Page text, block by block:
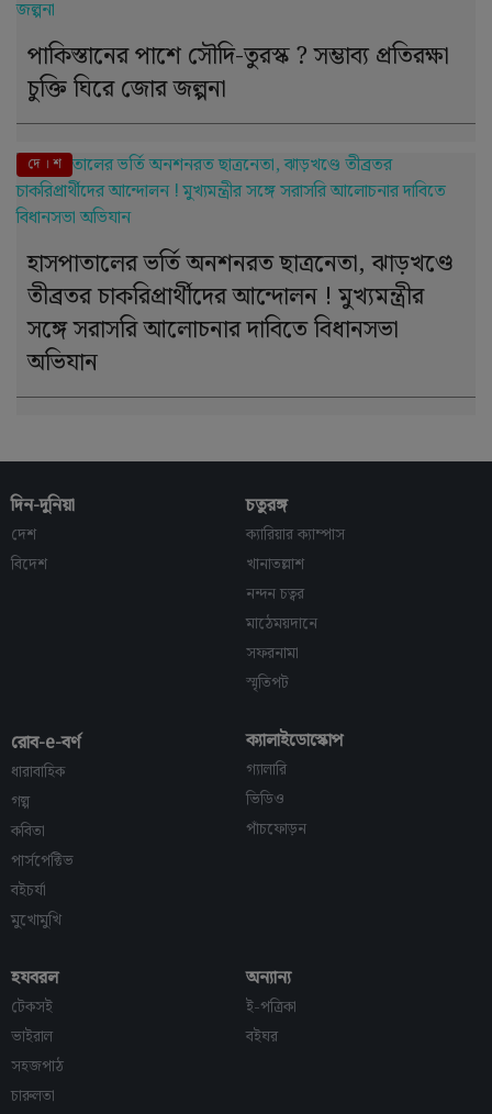
পাকিস্তানের পাশে সৌদি-তুরস্ক ? সম্ভাব্য প্রতিরক্ষা
চুক্তি ঘিরে জোর জল্পনা
দে । শ
হাসপাতালের ভর্তি অনশনরত ছাত্রনেতা, ঝাড়খণ্ডে
তীব্রতর চাকরিপ্রার্থীদের আন্দোলন ! মুখ্যমন্ত্রীর
সঙ্গে সরাসরি আলোচনার দাবিতে বিধানসভা
অভিযান
দিন-দুনিয়া
দেশ
বিদেশ
চতুরঙ্গ
ক্যারিয়ার ক্যাম্পাস
খানাতল্লাশ
নন্দন চত্বর
মাঠেময়দানে
সফরনামা
স্মৃতিপট
রোব-e-বর্ণ
ধারাবাহিক
গল্প
কবিতা
পার্সপেক্টিভ
বইচর্যা
মুখোমুখি
ক্যালাইডোস্কোপ
গ্যালারি
ভিডিও
পাঁচফোড়ন
হযবরল
টেকসই
ভাইরাল
সহজপাঠ
চারুলতা
অন্যান্য
ই-পত্রিকা
বইঘর